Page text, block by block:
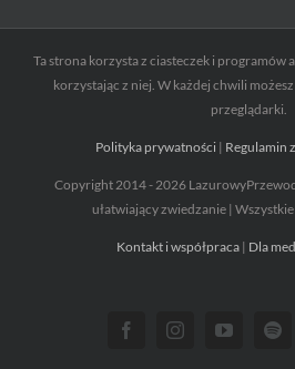
Ta strona korzysta z ciasteczek i programów
korzystając z niej. W każdej chwili
przeglądarki.
Polityka prywatności| Regulamin
Copyright 2014 - 2026
ułatwiający zwiedzanie |
Kontakt i współpraca | Dla
FacebookInstagramYouTube